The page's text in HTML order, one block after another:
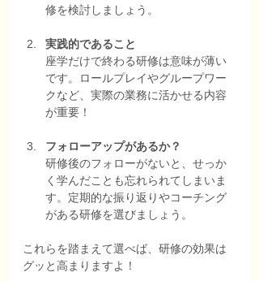
修を検討しましょう。
実践的であること
座学だけで終わる研修は意味が薄い
です。ロールプレイやグループワー
クなど、実際の業務に活かせる内容
が重要！
フォローアップがあるか？
研修後のフォローがないと、せっか
く学んだことも忘れられてしまいま
す。定期的な振り返りやコーチング
がある研修を選びましょう。
これらを踏まえて選べば、研修の効果は
グッと高まりますよ！